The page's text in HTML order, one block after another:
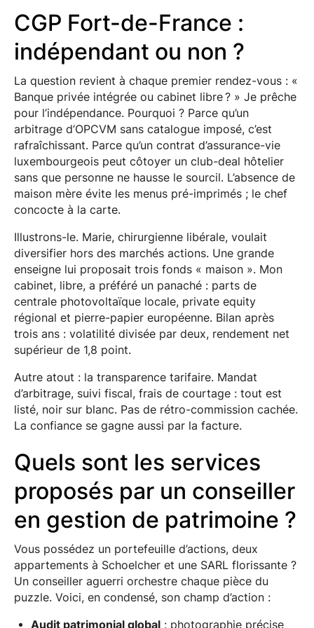
CGP Fort-de-France :
indépendant ou non ?
La question revient à chaque premier rendez-vous : «
Banque privée intégrée ou cabinet libre ? » Je prêche
pour l’indépendance. Pourquoi ? Parce qu’un
arbitrage d’OPCVM sans catalogue imposé, c’est
rafraîchissant. Parce qu’un contrat d’assurance-vie
luxembourgeois peut côtoyer un club-deal hôtelier
sans que personne ne hausse le sourcil. L’absence de
maison mère évite les menus pré-imprimés ; le chef
concocte à la carte.
Illustrons-le. Marie, chirurgienne libérale, voulait
diversifier hors des marchés actions. Une grande
enseigne lui proposait trois fonds « maison ». Mon
cabinet, libre, a préféré un panaché : parts de
centrale photovoltaïque locale, private equity
régional et pierre-papier européenne. Bilan après
trois ans : volatilité divisée par deux, rendement net
supérieur de 1,8 point.
Autre atout : la transparence tarifaire. Mandat
d’arbitrage, suivi fiscal, frais de courtage : tout est
listé, noir sur blanc. Pas de rétro-commission cachée.
La confiance se gagne aussi par la facture.
Quels sont les services
proposés par un conseiller
en gestion de patrimoine ?
Vous possédez un portefeuille d’actions, deux
appartements à Schoelcher et une SARL florissante ?
Un conseiller aguerri orchestre chaque pièce du
puzzle. Voici, en condensé, son champ d’action :
Audit patrimonial global: photographie précise